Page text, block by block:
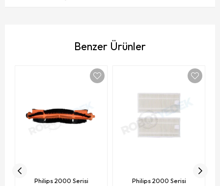
Benzer Ürünler
Philips 2000 Serisi
Philips 2000 Serisi